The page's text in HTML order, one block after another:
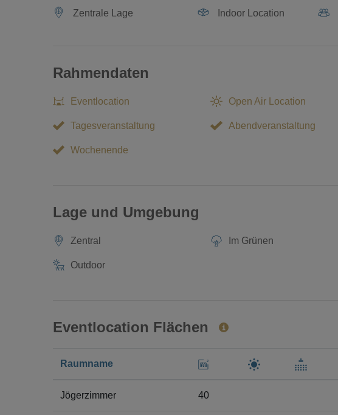
Zentrale Lage Indoor Location
Rahmendaten
Eventlocation Open Air Location
Tagesveranstaltung Abendveranstaltung
Wochenende
Lage und Umgebung
Zentral Im Grünen
Outdoor
Eventlocation Flächen
Raumname
Jögerzimmer 40